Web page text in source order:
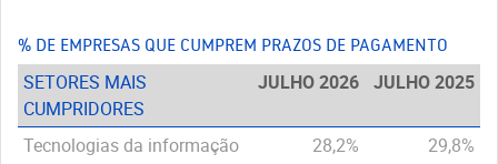
% DE EMPRESAS QUE CUMPREM PRAZOS DE PAGAMENTO
SETORES MAIS
CUMPRIDORES
JULHO 2026 JULHO 2025
Tecnologias da informação
28,2% 29,8%